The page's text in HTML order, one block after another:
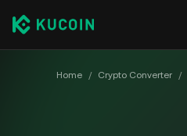
Home / Crypto Converter /